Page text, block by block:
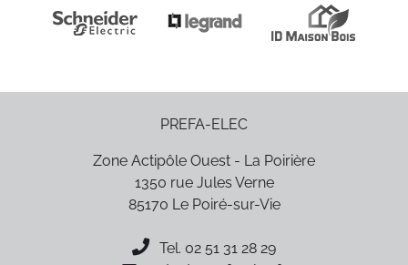
PREFA-ELEC
Zone Actipôle Ouest - La Poirière
1350 rue Jules Verne
85170 Le Poiré-sur-Vie
Tel. 02 51 31 28 29